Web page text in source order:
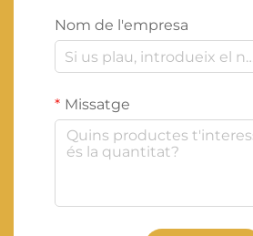
Nom de l'empresa
Missatge